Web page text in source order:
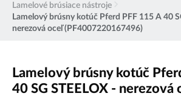
Lamelové brúsiace nástroje
Lamelový brúsny kotúč Pferd PFF 115 A 40
nerezová oceľ (PF4007220167496)
Lamelový brúsny kotúč
40 SG STEELOX - nerezová